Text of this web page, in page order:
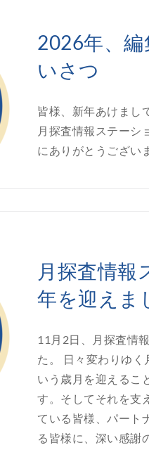
2026年、
いさつ
皆様、新年あけまし
月探査情報ステーシ
にありがとうござい
月探査情報
年を迎えま
11月2日、月探査情
た。 日々変わりゆく
いう歳月を迎えるこ
す。そしてそれを支
ている皆様、パート
る皆様に、深い感謝